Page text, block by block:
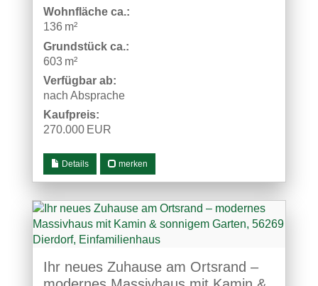
Wohnfläche ca.:
136 m²
Grund­stück ca.:
603 m²
Verfügbar ab:
nach Absprache
Kaufpreis:
270.000 EUR
Details merken
Ihr neues Zuhause am Ortsrand –